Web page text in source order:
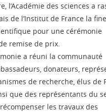
l’Académie des sciences a
de l’Institut de France la
pour une cérémonie
remise de prix.
a réuni la communauté
donateurs,
de recherche, élus de
que des représentants du
les travaux des